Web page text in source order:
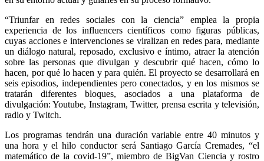
“Triunfar en redes sociales con la ciencia” emplea la propia
experiencia de los influencers científicos como figuras públicas,
cuyas acciones e intervenciones se viralizan en redes para, mediante
un diálogo natural, reposado, exclusivo e íntimo, atraer la atención
sobre las personas que divulgan y descubrir qué hacen, cómo lo
hacen, por qué lo hacen y para quién. El proyecto se desarrollará en
seis episodios, independientes pero conectados, y en los mismos se
tratarán diferentes bloques, asociados a una plataforma de
divulgación: Youtube, Instagram, Twitter, prensa escrita y televisión,
radio y Twitch.
Los programas tendrán una duración variable entre 40 minutos y
una hora y el hilo conductor será Santiago García Cremades, “el
matemático de la covid-19”, miembro de BigVan Ciencia y rostro